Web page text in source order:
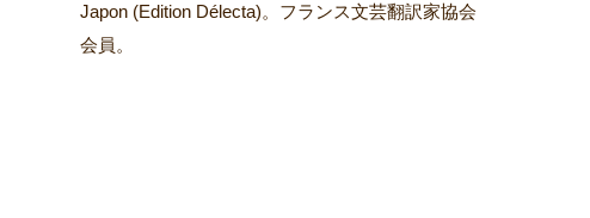
Japon (Edition Délecta)。フランス文芸翻訳家協会
会員。